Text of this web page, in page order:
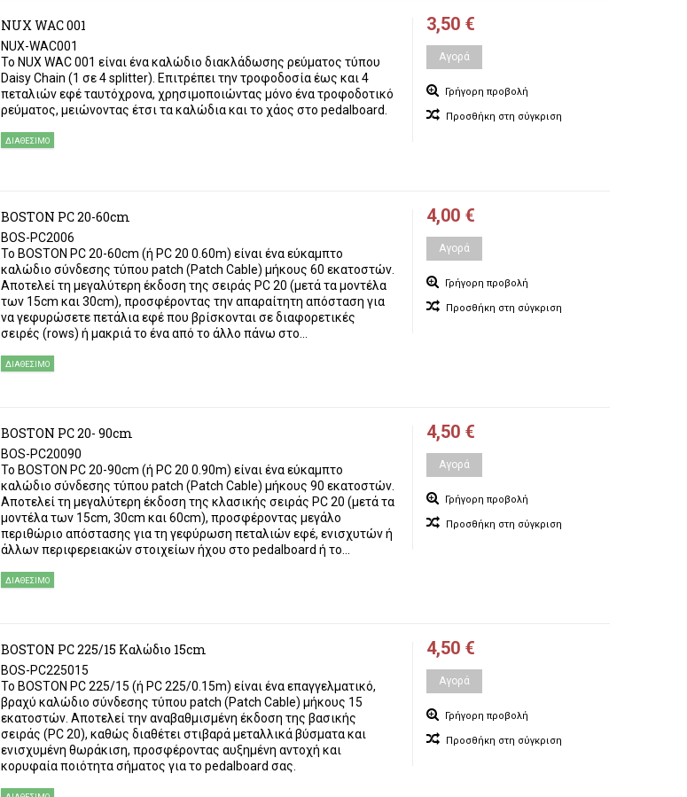
NUX WAC 001
NUX-WAC001
Το NUX WAC 001 είναι ένα καλώδιο διακλάδωσης ρεύματος τύπου
Daisy Chain (1 σε 4 splitter). Επιτρέπει την τροφοδοσία έως και 4
πεταλιών εφέ ταυτόχρονα, χρησιμοποιώντας μόνο ένα τροφοδοτικό
ρεύματος, μειώνοντας έτσι τα καλώδια και το χάος στο pedalboard.
ΔΙΑΘΈΣΙΜΟ
3,50 €
Αγορά
Γρήγορη προβολή
Προσθήκη στη σύγκριση
BOSTON PC 20-60cm
BOS-PC2006
Το BOSTON PC 20-60cm (ή PC 20 0.60m) είναι ένα εύκαμπτο
καλώδιο σύνδεσης τύπου patch (Patch Cable) μήκους 60 εκατοστών.
Αποτελεί τη μεγαλύτερη έκδοση της σειράς PC 20 (μετά τα μοντέλα
των 15cm και 30cm), προσφέροντας την απαραίτητη απόσταση για
να γεφυρώσετε πετάλια εφέ που βρίσκονται σε διαφορετικές
σειρές (rows) ή μακριά το ένα από το άλλο πάνω στο...
ΔΙΑΘΈΣΙΜΟ
4,00 €
Αγορά
Γρήγορη προβολή
Προσθήκη στη σύγκριση
BOSTON PC 20- 90cm
BOS-PC20090
Το BOSTON PC 20-90cm (ή PC 20 0.90m) είναι ένα εύκαμπτο
καλώδιο σύνδεσης τύπου patch (Patch Cable) μήκους 90 εκατοστών.
Αποτελεί τη μεγαλύτερη έκδοση της κλασικής σειράς PC 20 (μετά τα
μοντέλα των 15cm, 30cm και 60cm), προσφέροντας μεγάλο
περιθώριο απόστασης για τη γεφύρωση πεταλιών εφέ, ενισχυτών ή
άλλων περιφερειακών στοιχείων ήχου στο pedalboard ή το...
ΔΙΑΘΈΣΙΜΟ
4,50 €
Αγορά
Γρήγορη προβολή
Προσθήκη στη σύγκριση
BOSTON PC 225/15 Καλώδιο 15cm
BOS-PC225015
Το BOSTON PC 225/15 (ή PC 225/0.15m) είναι ένα επαγγελματικό,
βραχύ καλώδιο σύνδεσης τύπου patch (Patch Cable) μήκους 15
εκατοστών. Αποτελεί την αναβαθμισμένη έκδοση της βασικής
σειράς (PC 20), καθώς διαθέτει στιβαρά μεταλλικά βύσματα και
ενισχυμένη θωράκιση, προσφέροντας αυξημένη αντοχή και
κορυφαία ποιότητα σήματος για το pedalboard σας.
4,50 €
Αγορά
Γρήγορη προβολή
Προσθήκη στη σύγκριση